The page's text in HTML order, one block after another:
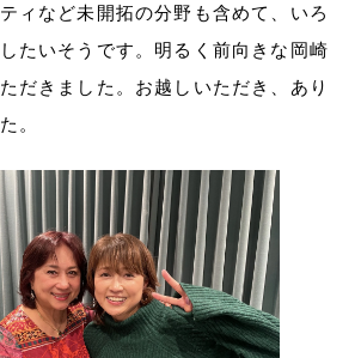
ィなど未開拓の分野も含めて、いろ
たいそうです。明るく前向きな岡崎
だきました。お越しいただき、あり
。